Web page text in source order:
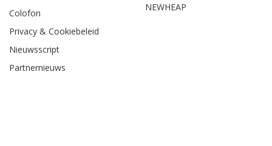
Colofon
Privacy & Cookiebeleid
Nieuwsscript
Partnernieuws
NEWHEAP